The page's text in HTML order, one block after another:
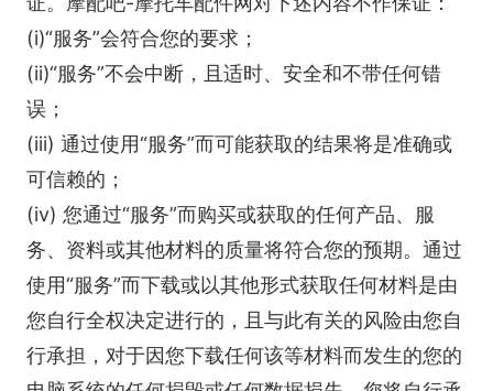
(i)“服务”会符合您的要求；
(ii)“服务”不会中断，且适时、安全和不带任何错
误；
(iii) 通过使用“服务”而可能获取的结果将是准确或
可信赖的；
(iv) 您通过“服务”而购买或获取的任何产品、服
务、资料或其他材料的质量将符合您的预期。通过
使用“服务”而下载或以其他形式获取任何材料是由
您自行全权决定进行的，且与此有关的风险由您自
行承担，对于因您下载任何该等材料而发生的您的